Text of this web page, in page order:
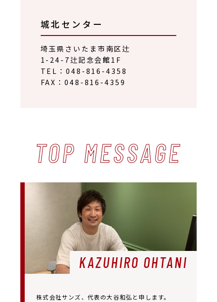
城北センター
埼玉県さいたま市南区辻
1-24-7辻記念会館1F
TEL：048-816-4358
FAX：048-816-4359
KAZUHIRO OHTANI
株式会社サンズ、代表の大谷和弘と申します。